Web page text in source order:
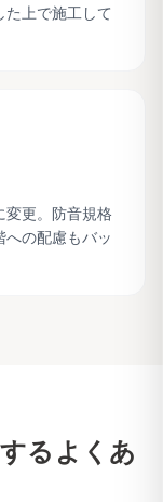
上で施工して
変更。防音規格
の配慮もバッ
るよくあ